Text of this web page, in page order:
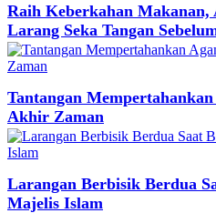
Raih Keberkahan
Larang Seka Tangan
Tantangan
Akhir Zaman
Larangan Berbisik Berdua
Majelis Islam